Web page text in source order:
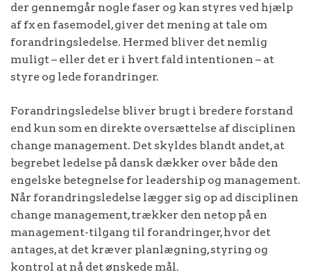
der gennemgår nogle faser og kan styres ved hjælp
af fx en fasemodel, giver det mening at tale om
forandringsledelse. Hermed bliver det nemlig
muligt – eller det er i hvert fald intentionen – at
styre og lede forandringer.
Forandringsledelse bliver brugt i bredere forstand
end kun som en direkte oversættelse af disciplinen
change management. Det skyldes blandt andet, at
begrebet ledelse på dansk dækker over både den
engelske betegnelse for leadership og management.
Når forandringsledelse lægger sig op ad disciplinen
change management, trækker den netop på en
management-tilgang til forandringer, hvor det
antages, at det kræver planlægning, styring og
kontrol at nå det ønskede mål.